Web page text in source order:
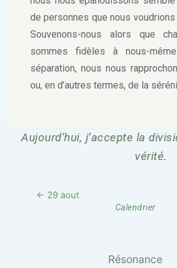
de personnes que nous
Souvenons-nous alors que
sommes fidèles à nous-
séparation, nous nous
ou, en d’autres termes, de la
Aujourd’hui, j’accepte la
vérité.
← 29 aout
Calendrier
Résonance